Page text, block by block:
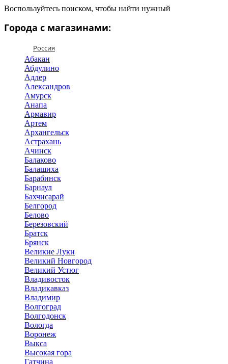
Воспользуйтесь поиском, чтобы найти нужный
Города с магазинами:
Россия
Абакан
Абдулино
Адлер
Александров
Амурск
Анапа
Армавир
Артем
Архангельск
Астрахань
Ачинск
Балаково
Балашиха
Барабинск
Барнаул
Бахчисарай
Белгород
Белово
Березовский
Братск
Брянск
Великие Луки
Великий Новгород
Великий Устюг
Владивосток
Владикавказ
Владимир
Волгоград
Волгодонск
Вологда
Воронеж
Выкса
Высокая гора
Гатчина